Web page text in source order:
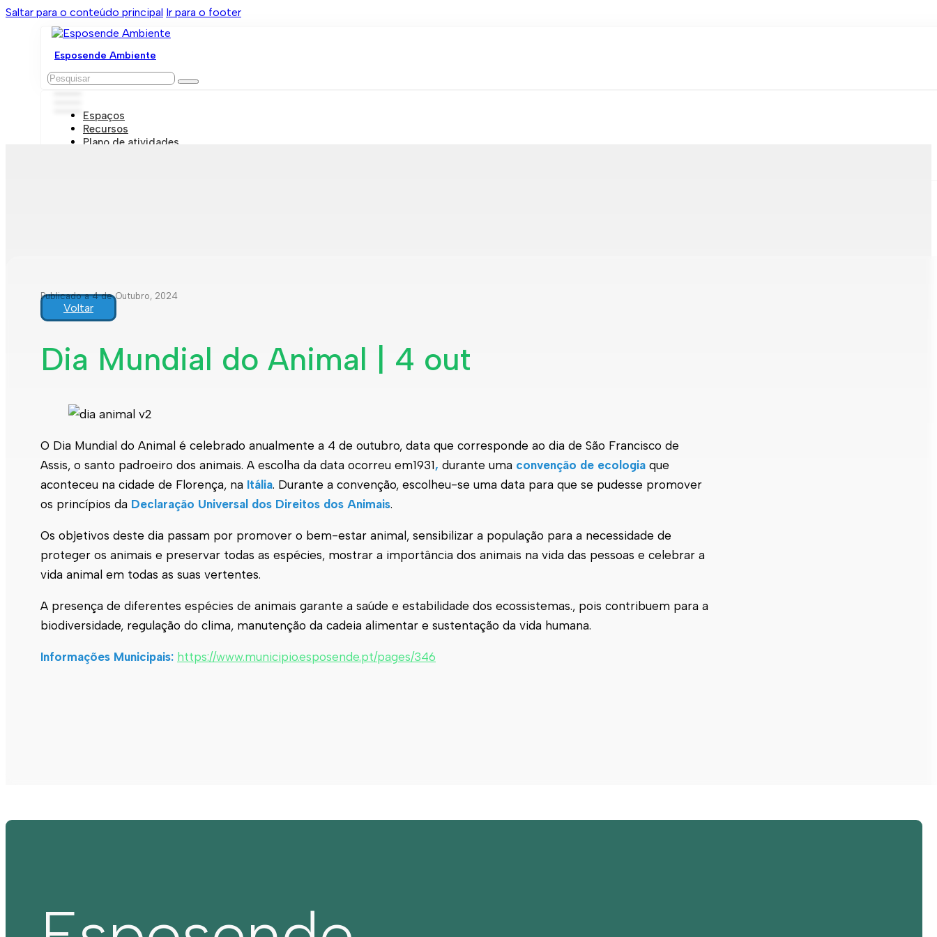
Saltar para o conteúdo principal Ir para o footer
Esposende Ambiente
Pesquisar
Espaços
Recursos
Plano de atividades
Publicado a 4 de Outubro, 2024
Voltar
Dia Mundial do Animal | 4 out
O Dia Mundial do Animal é celebrado anualmente a 4 de outubro, data que corresponde ao dia de São Francisco de
Assis, o santo padroeiro dos animais. A escolha da data ocorreu em1931, durante uma convenção de ecologia que
aconteceu na cidade de Florença, na Itália. Durante a convenção, escolheu-se uma data para que se pudesse promover
os princípios da Declaração Universal dos Direitos dos Animais.
Os objetivos deste dia passam por promover o bem-estar animal, sensibilizar a população para a necessidade de
proteger os animais e preservar todas as espécies, mostrar a importância dos animais na vida das pessoas e celebrar a
vida animal em todas as suas vertentes.
A presença de diferentes espécies de animais garante a saúde e estabilidade dos ecossistemas., pois contribuem para a
biodiversidade, regulação do clima, manutenção da cadeia alimentar e sustentação da vida humana.
Informações Municipais: https://www.municipio.esposende.pt/pages/346